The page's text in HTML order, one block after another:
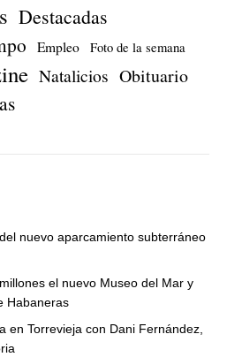
Destacadas
Empleo Foto de la semana
Natalicios Obituario
nuevo aparcamiento subterráneo
el nuevo Museo del Mar y
Habaneras
en Torrevieja con Dani Fernández,